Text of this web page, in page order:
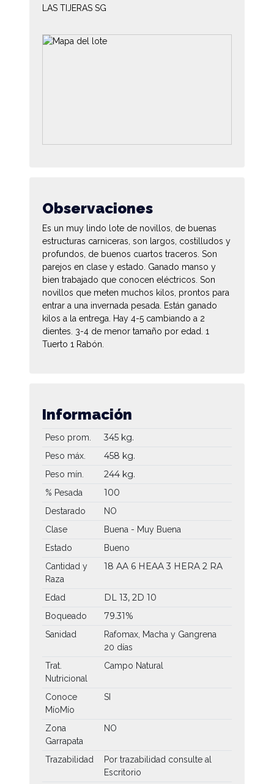
LAS TIJERAS SG
Observaciones
Es un muy lindo lote de novillos, de buenas
estructuras carniceras, son largos, costilludos y
profundos, de buenos cuartos traceros. Son
parejos en clase y estado. Ganado manso y
bien trabajado que conocen eléctricos. Son
novillos que meten muchos kilos, prontos para
entrar a una invernada pesada. Están ganado
kilos a la entrega. Hay 4-5 cambiando a 2
dientes. 3-4 de menor tamaño por edad. 1
Tuerto 1 Rabón.
Información
Peso prom. 345 kg.
Peso máx. 458 kg.
Peso mín. 244 kg.
% Pesada 100
Destarado
NO
Clase
Buena - Muy Buena
Estado
Bueno
Cantidad y
Raza
18 AA 6 HEAA3 HERA 2 RA
Edad DL 13, 2D 10
Boqueado 79.31%
Sanidad
Rafomax, Macha y Gangrena
20 días
Trat.
Nutricional
Campo Natural
Conoce
MíoMío
SI
Zona
Garrapata
NO
Trazabilidad
Por trazabilidad consulte al
Escritorio